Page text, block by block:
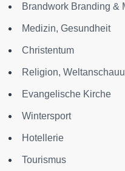
Brandwork Branding &
Medizin, Gesundheit
Christentum
Religion,
Evangelische Kirche
Wintersport
Hotellerie
Tourismus